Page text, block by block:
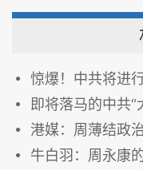
惊爆！中共将进
即将落马的中共“
港媒：周薄结政
牛白羽：周永康